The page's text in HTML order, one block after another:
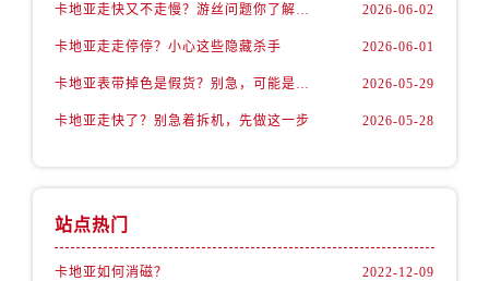
2026-06-02
卡地亚走走停停？小心这些隐藏杀手 2026-06-01
2026-05-29
卡地亚走快了？别急着拆机，先做这一步 2026-05-28
站点热门
卡地亚如何消磁？ 2022-12-09